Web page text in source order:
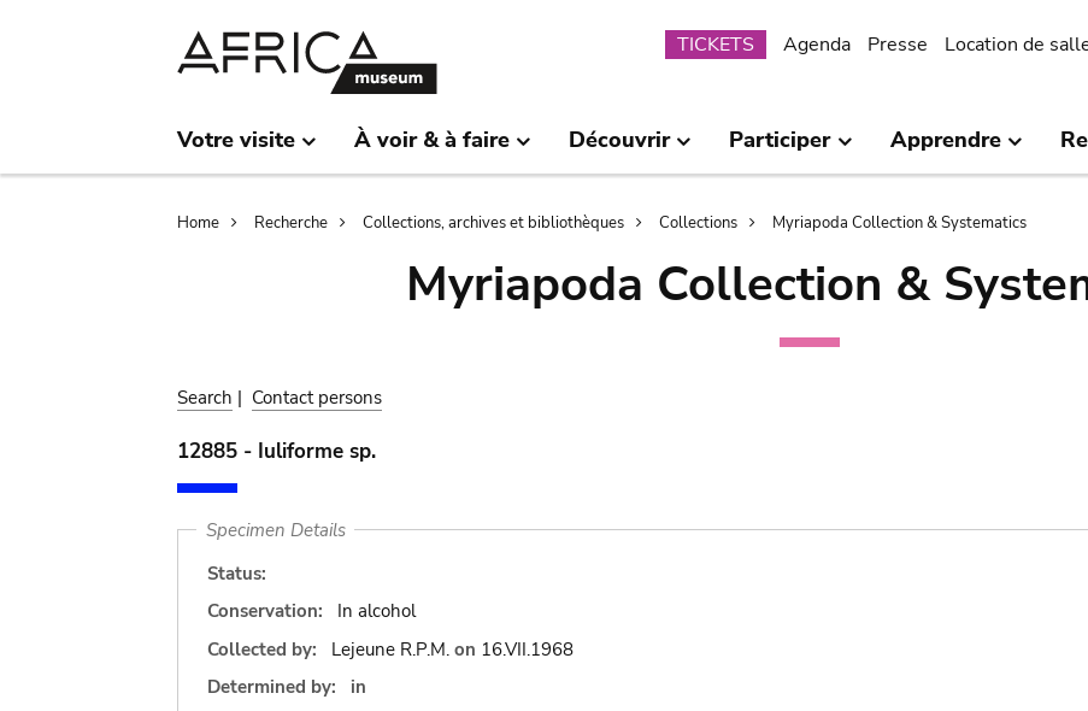
Submenu
TICKETS Agenda Presse Location de
Votre visite À voir & à faire Découvrir Participer Apprendre
Breadcrumb
Home Recherche Collections, archives et bibliothèques Collections Myriapoda Collection & Systematics
Myriapoda Collection &
Search | Contact persons
12885 - Iuliforme sp.
Specimen Details
Status:
Conservation:
In alcohol
Collected by:
Lejeune R.P.M. on 16.VII.1968
Determined by:
in